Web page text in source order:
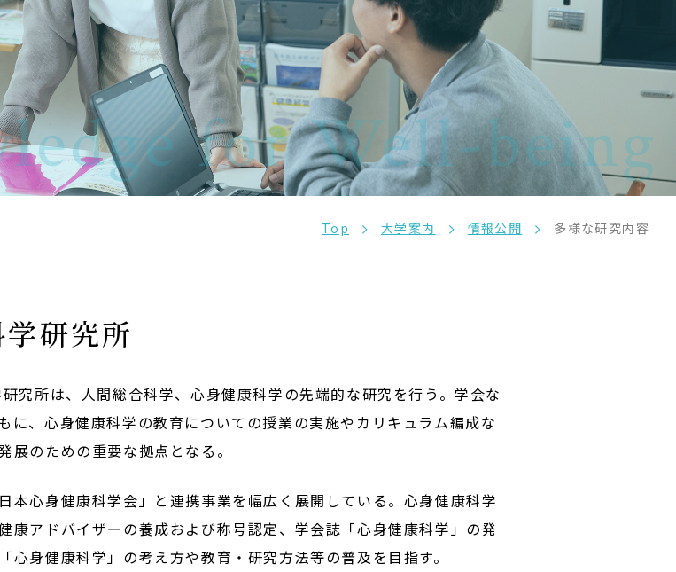
大学院
ンロード
お問い合わせ
お知らせ
ー
プライバシーポリシー
教員等採用情報
English
for Well-being
Top 大学案内 情報公開 多様な研究内容
学研究所
究所は、人間総合科学、心身健康科学の先端的な研究を行う。学会な
に、心身健康科学の教育についての授業の実施やカリキュラム編成な
展のための重要な拠点となる。
本心身健康科学会」と連携事業を幅広く展開している。心身健康科学
康アドバイザーの養成および称号認定、学会誌「心身健康科学」の発
身健康科学」の考え方や教育・研究方法等の普及を目指す。